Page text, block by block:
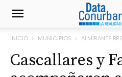
INICIO MUNICIPIOS ALMIRANTE
Cascallares y